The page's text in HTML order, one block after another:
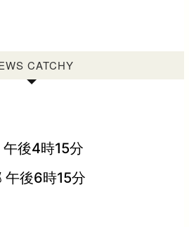
CATCHY
後4時15分
後6時15分